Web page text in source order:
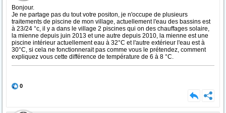
Bonjour.
Je ne partage pas du tout votre positon, je n'occupe de plusieurs
traitements de piscine de mon village, actuellement l'eau des bassins est
à 23/24 °c, il y a dans le village 2 piscines qui on des chauffages solaire,
la mienne depuis juin 2013 et une autre depuis 2010, la mienne est une
piscine intérieur actuellement eau à 32°C et l'autre extérieur l'eau est à
30°C, si cela ne fonctionnerait pas comme vous le prétendez, comment
expliquez vous cette différence de température de 6 à 8 °C.
0